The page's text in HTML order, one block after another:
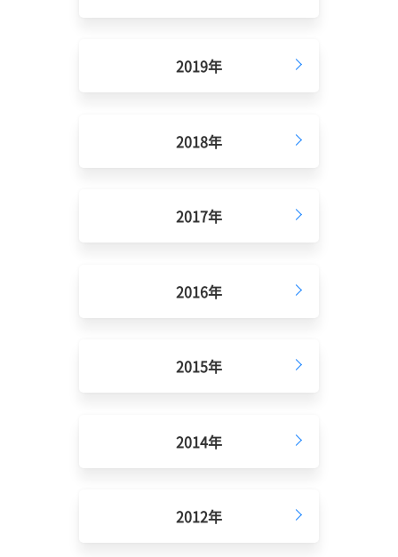
2019年
2018年
2017年
2016年
2015年
2014年
2012年